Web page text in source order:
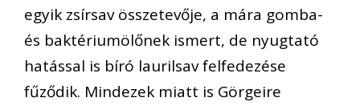
egyik zsírsav összetevője, a mára gomba-
és baktériumölőnek ismert, de nyugtató
hatással is bíró laurilsav felfedezése
fűződik. Mindezek miatt is Görgeire